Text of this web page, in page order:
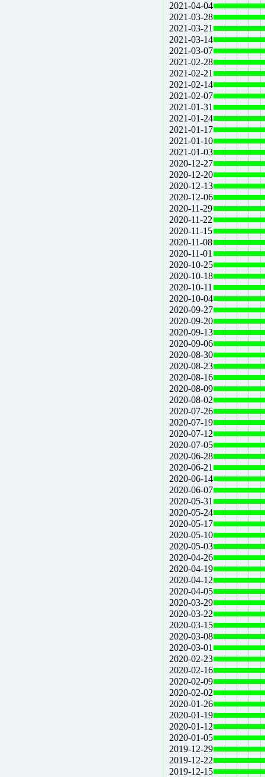
2021-04-04
2021-03-28
2021-03-21
2021-03-14
2021-03-07
2021-02-28
2021-02-21
2021-02-14
2021-02-07
2021-01-31
2021-01-24
2021-01-17
2021-01-10
2021-01-03
2020-12-27
2020-12-20
2020-12-13
2020-12-06
2020-11-29
2020-11-22
2020-11-15
2020-11-08
2020-11-01
2020-10-25
2020-10-18
2020-10-11
2020-10-04
2020-09-27
2020-09-20
2020-09-13
2020-09-06
2020-08-30
2020-08-23
2020-08-16
2020-08-09
2020-08-02
2020-07-26
2020-07-19
2020-07-12
2020-07-05
2020-06-28
2020-06-21
2020-06-14
2020-06-07
2020-05-31
2020-05-24
2020-05-17
2020-05-10
2020-05-03
2020-04-26
2020-04-19
2020-04-12
2020-04-05
2020-03-29
2020-03-22
2020-03-15
2020-03-08
2020-03-01
2020-02-23
2020-02-16
2020-02-09
2020-02-02
2020-01-26
2020-01-19
2020-01-12
2020-01-05
2019-12-29
2019-12-22
2019-12-15